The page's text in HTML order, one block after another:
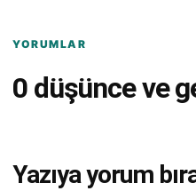
YORUMLAR
0 düşünce ve
Yazıya yorum